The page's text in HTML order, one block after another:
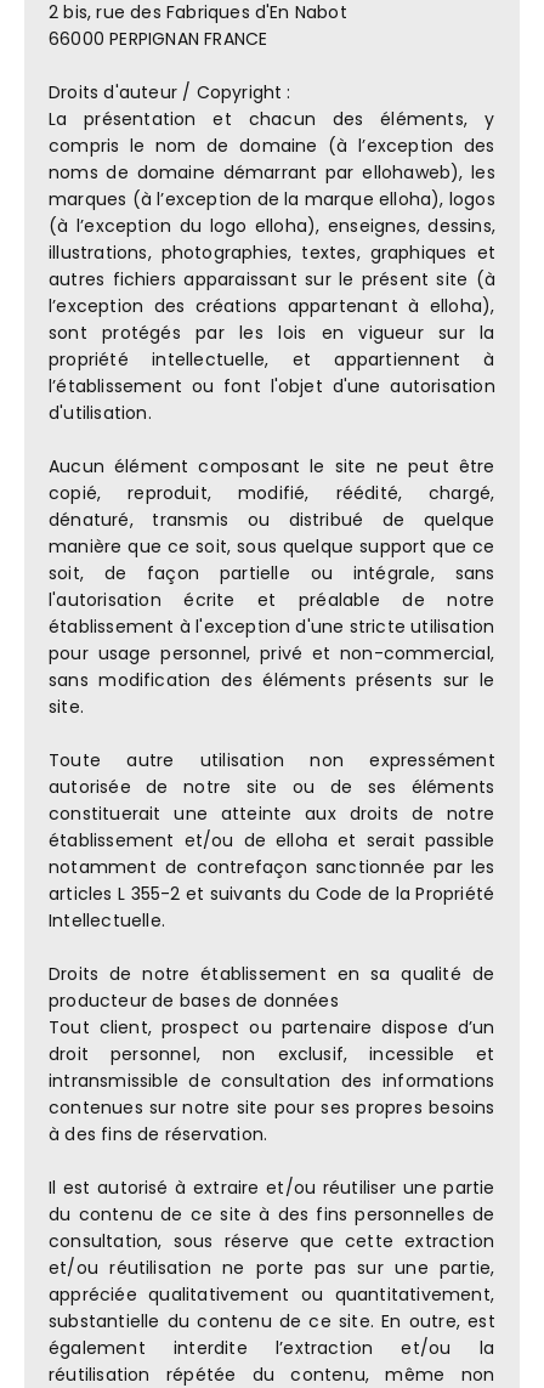
2 bis, rue des Fabriques d'En Nabot
66000 PERPIGNAN FRANCE
Droits d'auteur / Copyright :
La présentation et chacun des éléments, y
compris le nom de domaine (à l’exception des
noms de domaine démarrant par ellohaweb), les
marques (à l’exception de la marque elloha), logos
(à l’exception du logo elloha), enseignes, dessins,
illustrations, photographies, textes, graphiques et
autres fichiers apparaissant sur le présent site (à
l’exception des créations appartenant à elloha),
sont protégés par les lois en vigueur sur la
propriété intellectuelle, et appartiennent à
l’établissement ou font l'objet d'une autorisation
d'utilisation.
Aucun élément composant le site ne peut être
copié, reproduit, modifié, réédité, chargé,
dénaturé, transmis ou distribué de quelque
manière que ce soit, sous quelque support que ce
soit, de façon partielle ou intégrale, sans
l'autorisation écrite et préalable de notre
établissement à l'exception d'une stricte utilisation
pour usage personnel, privé et non-commercial,
sans modification des éléments présents sur le
site.
Toute autre utilisation non expressément
autorisée de notre site ou de ses éléments
constituerait une atteinte aux droits de notre
établissement et/ou de elloha et serait passible
notamment de contrefaçon sanctionnée par les
articles L 355-2 et suivants du Code de la Propriété
Intellectuelle.
Droits de notre établissement en sa qualité de
producteur de bases de données
Tout client, prospect ou partenaire dispose d’un
droit personnel, non exclusif, incessible et
intransmissible de consultation des informations
contenues sur notre site pour ses propres besoins
à des fins de réservation.
Il est autorisé à extraire et/ou réutiliser une partie
du contenu de ce site à des fins personnelles de
consultation, sous réserve que cette extraction
et/ou réutilisation ne porte pas sur une partie,
appréciée qualitativement ou quantitativement,
substantielle du contenu de ce site. En outre, est
également interdite l’extraction et/ou la
réutilisation répétée du contenu, même non